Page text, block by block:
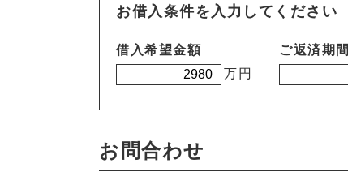
お借入条件を入力してください
借入希望金額 ご返済期間
万円
お問合わせ